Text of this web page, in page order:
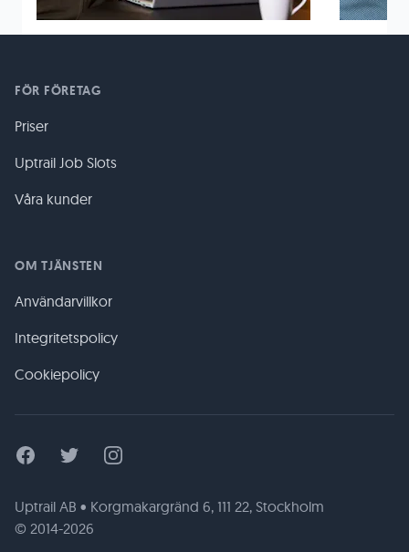
FÖR FÖRETAG
Priser
Uptrail Job Slots
Våra kunder
OM TJÄNSTEN
Användarvillkor
Integritetspolicy
Cookiepolicy
FacebookTwitter Instagram
Uptrail AB • Korgmakargränd 6, 111 22, Stockholm
© 2014-2026